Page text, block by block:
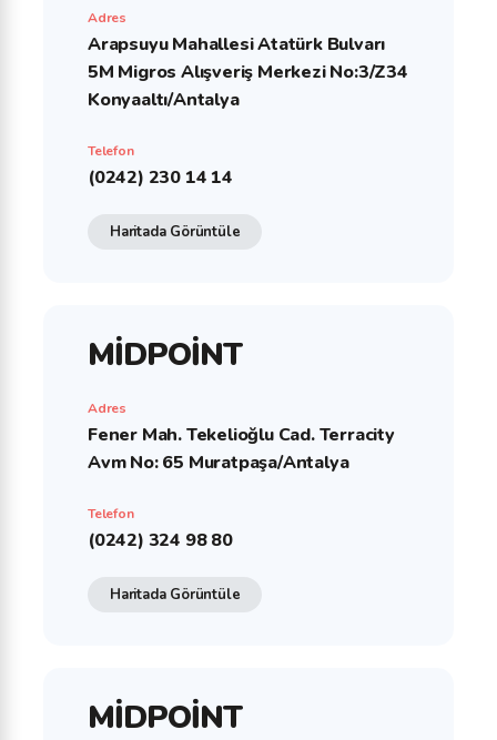
Adres
Arapsuyu Mahallesi Atatürk Bulvarı
5M Migros Alışveriş Merkezi No:3/Z34
Konyaaltı/Antalya
Telefon
(0242) 230 14 14
Haritada Görüntüle
MİDPOİNT
Adres
Fener Mah. Tekelioğlu Cad. Terracity
Avm No: 65 Muratpaşa/Antalya
Telefon
(0242) 324 98 80
Haritada Görüntüle
MİDPOİNT